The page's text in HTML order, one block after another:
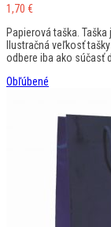
1,70 €
Papierová taška.
Ilustračná veľkosť
odbere iba ako súčasť
Obľúbené